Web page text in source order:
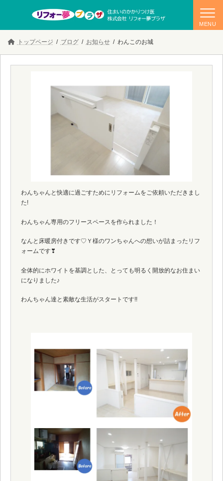
テ
ゲ
トップページ ブログ お知らせ わんこのお城
わんちゃんと快適に過ごすためにリフォームをご依頼いただきまし
た!
わんちゃん専用のフリースペースを作られました！
なんと床暖房付きです♡Ｙ様のワンちゃんへの想いが詰まったリフ
ォームです❣
全体的にホワイトを基調とした、とっても明るく開放的なお住まい
になりました♪
わんちゃん達と素敵な生活がスタートです!!